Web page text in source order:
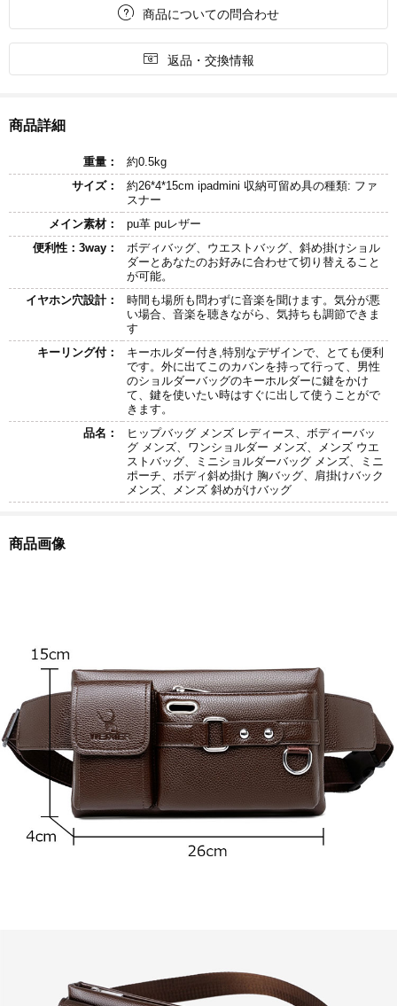
 商品についての問合わせ
 返品・交換情報
商品詳細
重量：
約0.5kg
サイズ：
約26*4*15cm ipadmini 収納可留め具の種類: ファ
スナー
メイン素材：
pu革 puレザー
便利性：3way：
ボディバッグ、ウエストバッグ、斜め掛けショル
ダーとあなたのお好みに合わせて切り替えること
が可能。
イヤホン穴設計：
時間も場所も問わずに音楽を聞けます。気分が悪
い場合、音楽を聴きながら、気持ちも調節できま
す
キーリング付：
キーホルダー付き,特別なデザインで、とても便利
です。外に出てこのカバンを持って行って、男性
のショルダーバッグのキーホルダーに鍵をかけ
て、鍵を使いたい時はすぐに出して使うことがで
きます。
品名：
ヒップバッグ メンズ レディース、ボディーバッ
グ メンズ、ワンショルダー メンズ、メンズ ウエ
ストバッグ、ミニショルダーバッグ メンズ、ミニ
ポーチ、ボディ斜め掛け 胸バッグ、肩掛けバック
メンズ、メンズ 斜めがけバッグ
商品画像